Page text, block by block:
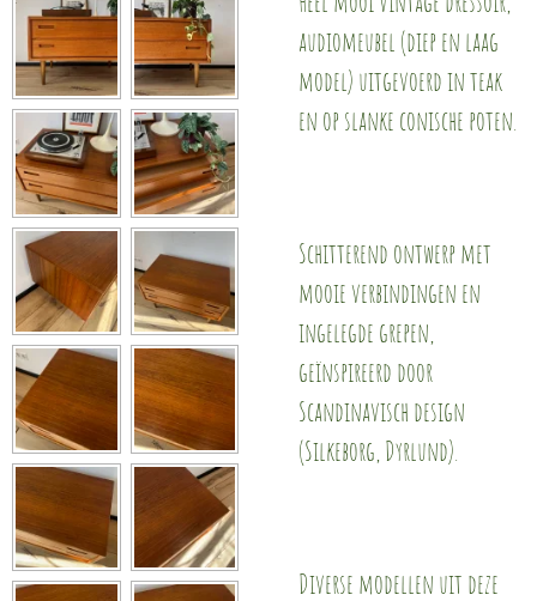
audiomeubel (diep en laag
model) uitgevoerd in teak
en op slanke conische poten.
Schitterend ontwerp met
mooie verbindingen en
ingelegde grepen,
geïnspireerd door
Scandinavisch design
(Silkeborg, Dyrlund).
Diverse modellen uit deze